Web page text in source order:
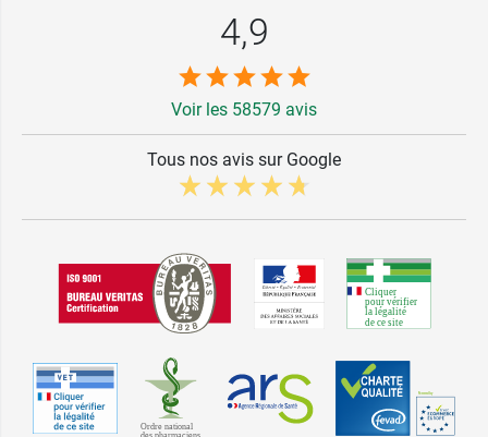
4,9
Voir les 58579 avis
Tous nos avis sur Google